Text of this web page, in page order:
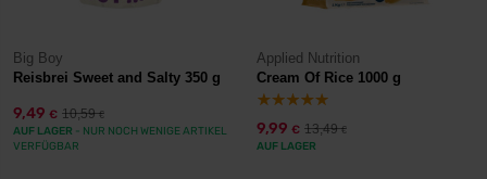
Big Boy
Reisbrei Sweet and Salty 350 g
9,49 € 10,59€
AUF LAGER - NUR NOCH WENIGE ARTIKEL
VERFÜGBAR
Applied Nutrition
Cream Of Rice 1000 g
9,99 € 13,49€
AUF LAGER